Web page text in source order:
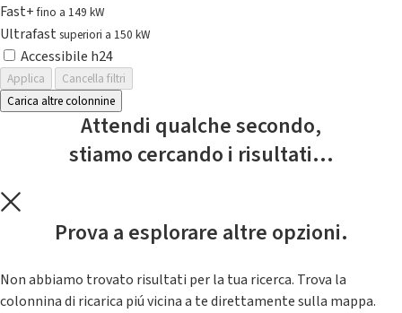
Fast+fino a 149 kW
Ultrafast superiori a 150 kW
Accessibile h24
Applica
Cancella filtri
Carica altre colonnine
Attendi qualche secondo,
stiamo cercando i risultati...
Prova a esplorare altre opzioni.
Non abbiamo trovato risultati per la tua ricerca. Trova la
colonnina di ricarica piú vicina a te direttamente sulla mappa.